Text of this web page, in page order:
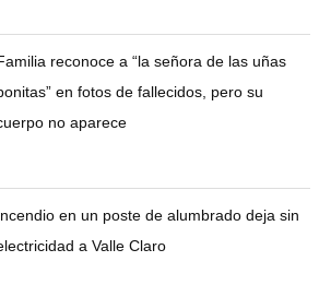
reconoce a “la señora de las uñas
en fotos de fallecidos, pero su
no aparece
en un poste de alumbrado deja sin
a Valle Claro